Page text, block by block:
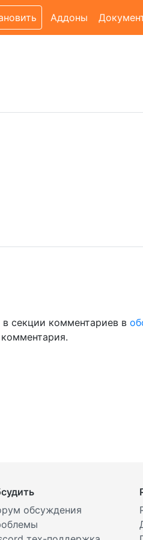
Аддоны
секции комментариев в
обсуждения